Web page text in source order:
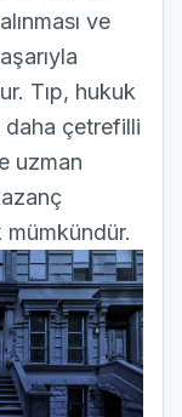
ve
Tıp, hukuk
çetrefilli
uzman
mümkündür.